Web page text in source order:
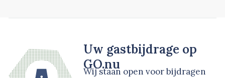
Uw gastbijdrage op
GO.nu
Wij staan open voor bijdragen